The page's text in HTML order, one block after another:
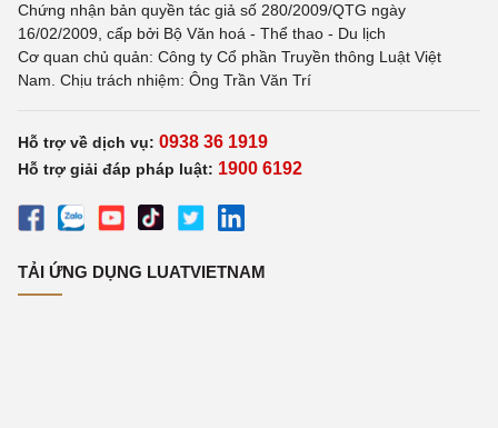
Chứng nhận bản quyền tác giả số 280/2009/QTG ngày
16/02/2009, cấp bởi Bộ Văn hoá - Thể thao - Du lịch
Cơ quan chủ quản: Công ty Cổ phần Truyền thông Luật Việt
Nam. Chịu trách nhiệm: Ông Trần Văn Trí
Hỗ trợ về dịch vụ: 0938 36 1919
Hỗ trợ giải đáp pháp luật: 1900 6192
TẢI ỨNG DỤNG LUATVIETNAM